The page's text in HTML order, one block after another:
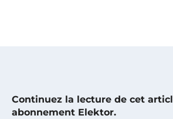
Continuez la lecture de cet
abonnement Elektor.